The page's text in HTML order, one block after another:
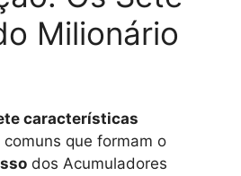
Milionário
características
comuns que formam o
dos Acumuladores